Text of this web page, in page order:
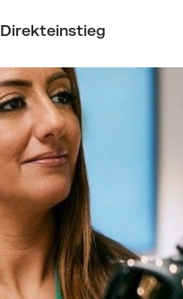
Direkteinstieg